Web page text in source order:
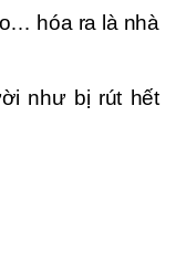
hóa ra là nhà
như bị rút hết